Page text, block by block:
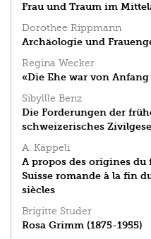
Frau und Traum im
Dorothee Rippmann
Archäologie und
Regina Wecker
«Die Ehe war von
Sibyllle Benz
Die Forderungen der
schweizerisches
A. Käppeli
A propos des origines
Suisse romande à la fin
siècles
Brigitte Studer
Rosa Grimm (1875-1955)